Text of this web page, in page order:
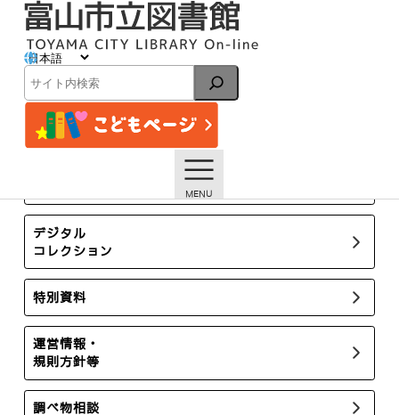
検
索
イベント
トップページ
イベント一覧
【堀川南分館】3月の資料展示「終活のすすめ」「おいしゃ
さん」【終了しました】
デジタル
コレクション
特別資料
運営情報・
規則方針等
調べ物相談